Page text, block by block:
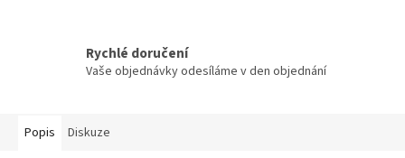
Rychlé doručení
Vaše objednávky odesíláme v den objednání
Popis Diskuze